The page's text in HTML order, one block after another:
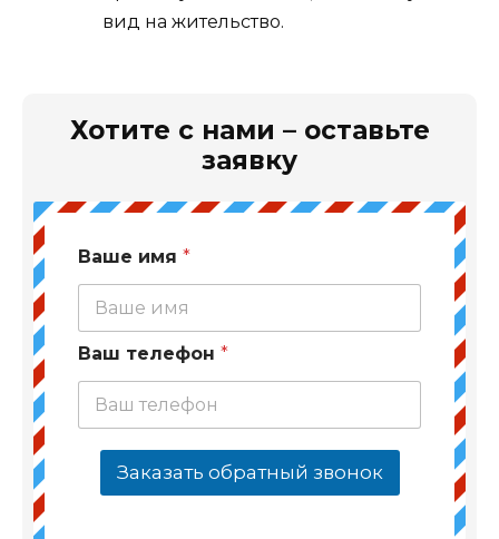
вид на жительство.
Хотите с нами – оставьте
заявку
Ваше имя *
Ваш телефон *
Заказать обратный звонок